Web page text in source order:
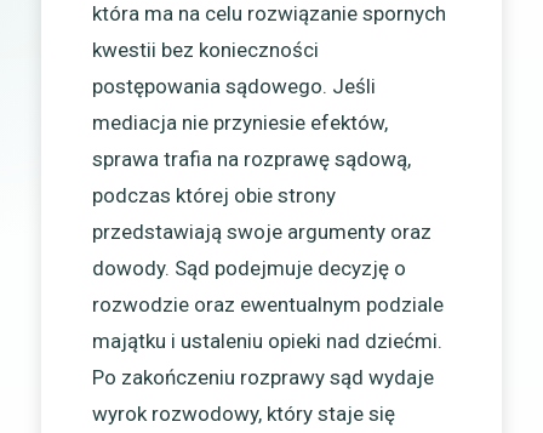
która ma na celu rozwiązanie spornych
kwestii bez konieczności
postępowania sądowego. Jeśli
mediacja nie przyniesie efektów,
sprawa trafia na rozprawę sądową,
podczas której obie strony
przedstawiają swoje argumenty oraz
dowody. Sąd podejmuje decyzję o
rozwodzie oraz ewentualnym podziale
majątku i ustaleniu opieki nad dziećmi.
Po zakończeniu rozprawy sąd wydaje
wyrok rozwodowy, który staje się